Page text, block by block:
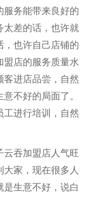
服务能带来良好的
太差的话，也许就
，也许自己店铺的
盟店的服务质量水
客进店品尝，自然
不好的局面了。
工进行培训，自然
云吞加盟店人气旺
家，现在很多人
是生意不好，说白